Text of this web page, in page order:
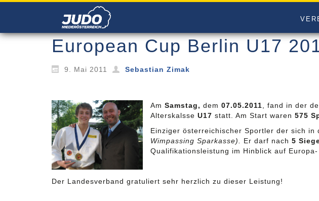
European Cup Berlin U17
9. Mai 2011 Sebastian Zimak
Am Samstag, dem 07.05.2011 , fand in der
Alterskalsse U17 statt. Am Start waren 575
Einziger österreichischer Sportler der sich
Wimpassing Sparkasse).
Er darf nach 5
Qualifikationsleistung im Hinblick auf
Der Landesverband gratuliert sehr herzlich zu dieser Leistung!